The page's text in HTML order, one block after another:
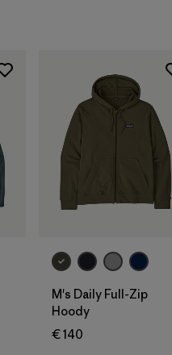
M's Daily Full-Zip
Hoody
€ 140